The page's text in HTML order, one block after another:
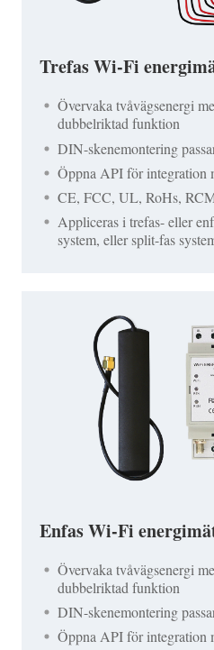
Trefas Wi-Fi
Övervaka tvåvägsenergi
dubbelriktad funktion
DIN-skenemontering
Öppna API för integration
CE, FCC, UL, RoHs,
Appliceras i trefas- eller
system, eller split-fas
Enfas Wi-Fi
Övervaka tvåvägsenergi
dubbelriktad funktion
DIN-skenemontering
Öppna API för integration